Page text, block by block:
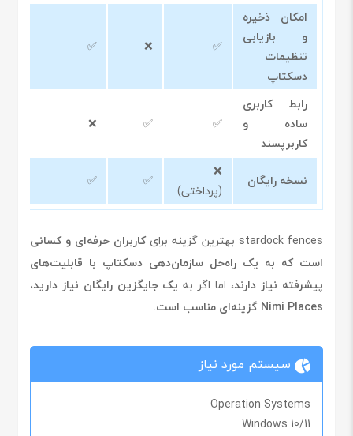
امکان ذخیره
و بازیابی
تنظیمات
دسکتاپ
✅
❌
✅
رابط کاربری
ساده و
کاربرپسند
✅
✅
❌
نسخه رایگان
❌
(پرداختی)
✅
✅
stardock fences بهترین گزینه برای
کاربران حرفه‌ای و کسانی
است که به یک راه‌حل سازمان‌دهی دسکتاپ با قابلیت‌های
پیشرفته نیاز دارند، اما اگر به یک جایگزین رایگان نیاز دارید،
Nimi Places گزینه‌ای مناسب است.
سیستم مورد نیاز
Operation Systems
Windows 10/11